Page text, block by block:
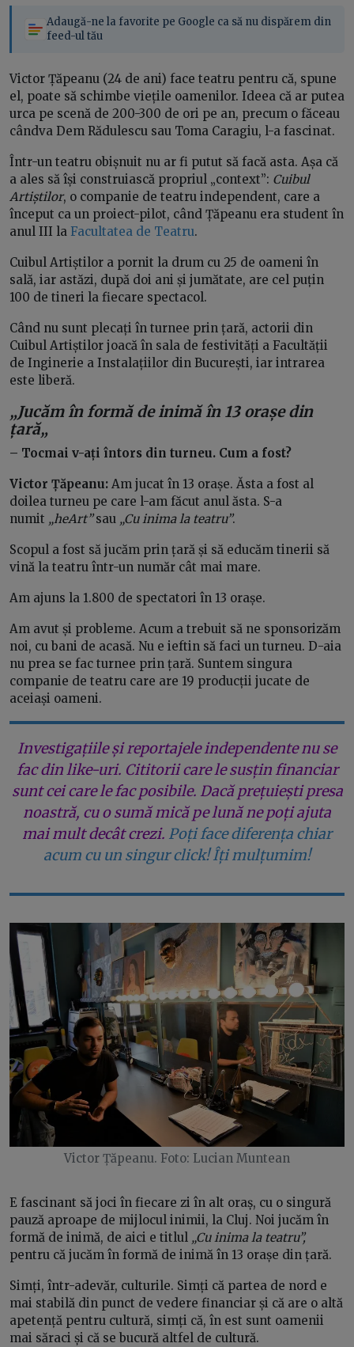
Adaugă-ne la favorite pe Google ca să nu dispărem din
feed-ul tău
Victor Țăpeanu (24 de ani) face teatru pentru că, spune
el, poate să schimbe viețile oamenilor. Ideea că ar putea
urca pe scenă de 200-300 de ori pe an, precum o făceau
cândva Dem Rădulescu sau Toma Caragiu, l-a fascinat.
Într-un teatru obișnuit nu ar fi putut să facă asta. Așa că
a ales să își construiască propriul „context”: Cuibul
Artiștilor, o companie de teatru independent, care a
început ca un proiect-pilot, când Țăpeanu era student în
anul III la Facultatea de Teatru.
Cuibul Artiștilor a pornit la drum cu 25 de oameni în
sală, iar astăzi, după doi ani și jumătate, are cel puțin
100 de tineri la fiecare spectacol.
Când nu sunt plecați în turnee prin țară, actorii din
Cuibul Artiștilor joacă în sala de festivități a Facultății
de Inginerie a Instalațiilor din București, iar intrarea
este liberă.
„Jucăm în formă de inimă în 13 orașe din
țară„
– Tocmai v-ați întors din turneu. Cum a fost?
Victor Țăpeanu: Am jucat în 13 orașe. Ăsta a fost al
doilea turneu pe care l-am făcut anul ăsta. S-a
numit „heArt”sau „Cu inima la teatru”.
Scopul a fost să jucăm prin țară și să educăm tinerii să
vină la teatru într-un număr cât mai mare.
Am ajuns la 1.800 de spectatori în 13 orașe.
Am avut și probleme. Acum a trebuit să ne sponsorizăm
noi, cu bani de acasă. Nu e ieftin să faci un turneu. D-aia
nu prea se fac turnee prin țară. Suntem singura
companie de teatru care are 19 producții jucate de
aceiași oameni.
Investigațiile și reportajele independente nu se
fac din like-uri. Cititorii care le susțin financiar
sunt cei care le fac posibile. Dacă prețuiești presa
noastră, cu o sumă mică pe lună ne poți ajuta
mai mult decât crezi. Poți face diferența chiar
acum cu un singur click! Îți mulțumim!
Victor Țăpeanu. Foto: Lucian Muntean
E fascinant să joci în fiecare zi în alt oraș, cu o singură
pauză aproape de mijlocul inimii, la Cluj. Noi jucăm în
formă de inimă, de aici e titlul „Cu inima la teatru”,
pentru că jucăm în formă de inimă în 13 orașe din țară.
Simți, într-adevăr, culturile. Simți că partea de nord e
mai stabilă din punct de vedere financiar și că are o altă
apetență pentru cultură, simți că, în est sunt oamenii
mai săraci și că se bucură altfel de cultură.